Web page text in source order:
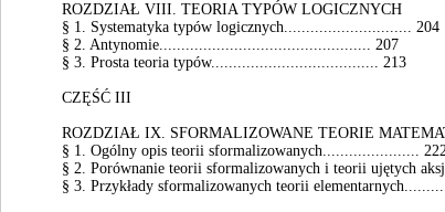
ROZDZIAŁ VIII. TEORIA TYPÓW LOGICZNYCH
§ 1. Systematyka typów logicznych............................. 204
§ 2. Antynomie................................................ 207
§ 3. Prosta teoria typów...................................... 213
CZĘŚĆ III
ROZDZIAŁ IX. SFORMALIZOWANE TEORIE
§ 1. Ogólny opis teorii sformalizowanych......................
§ 2. Porównanie teorii sformalizowanych i teorii ujętych
§ 3. Przykłady sformalizowanych teorii